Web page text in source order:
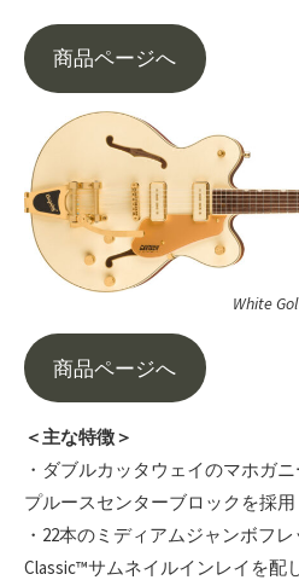
商品ページへ
White
商品ページへ
＜主な特徴＞
・ダブルカッタウェイのマホガ
プルースセンターブロックを採用
・22本のミディアムジャンボフ
Classic™サムネイルインレイを配